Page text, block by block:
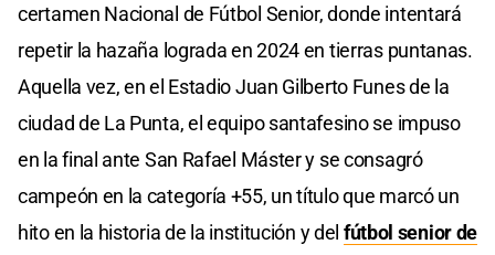
certamen Nacional de Fútbol Senior, donde intentará
repetir la hazaña lograda en 2024 en tierras puntanas.
Aquella vez, en el Estadio Juan Gilberto Funes de la
ciudad de La Punta, el equipo santafesino se impuso
en la final ante San Rafael Máster y se consagró
campeón en la categoría +55, un título que marcó un
hito en la historia de la institución y del fútbol senior de